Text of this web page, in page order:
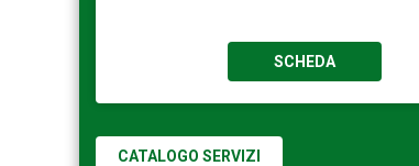
SCHEDA
CATALOGO SERVIZI